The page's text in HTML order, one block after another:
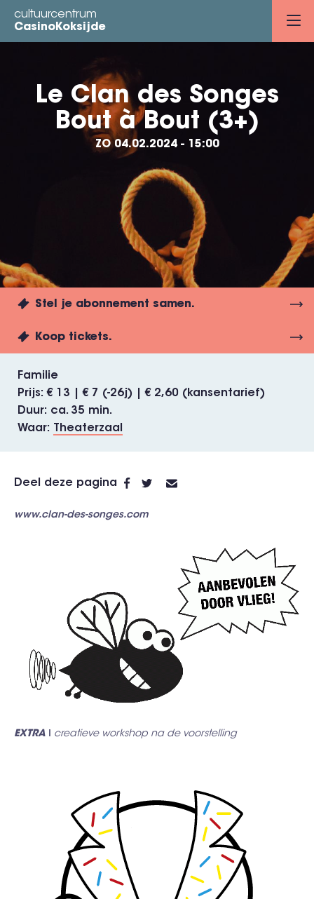
Overslaan
naar
cultuurcentrum
CasinoKoksijde
Le Clan des Songes
Bout à Bout (3+)
ZO 04.02.2024 - 15:00
Stel je abonnement samen.
Koop tickets.
Familie
Prijs
€ 13 | € 7 (-26j) | € 2,60 (kansentarief)
Duur
ca. 35 min.
Waar
Theaterzaal
Deel deze pagina
www.clan-des-songes.com
EXTRA ǀ creatieve workshop na de voorstelling